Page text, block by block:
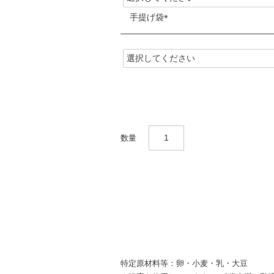
須
)
手提げ袋
(
必
須
特定原材料等：卵・小麦・乳・大豆